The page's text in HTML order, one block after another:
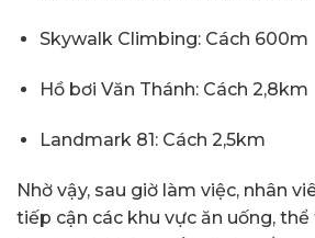
Skywalk Climbing: Cách 600m
Hồ bơi Văn Thánh: Cách 2,8km
Landmark 81: Cách 2,5km
Nhờ vậy, sau giờ làm việc, nhân
tiếp cận các khu vực ăn uống,